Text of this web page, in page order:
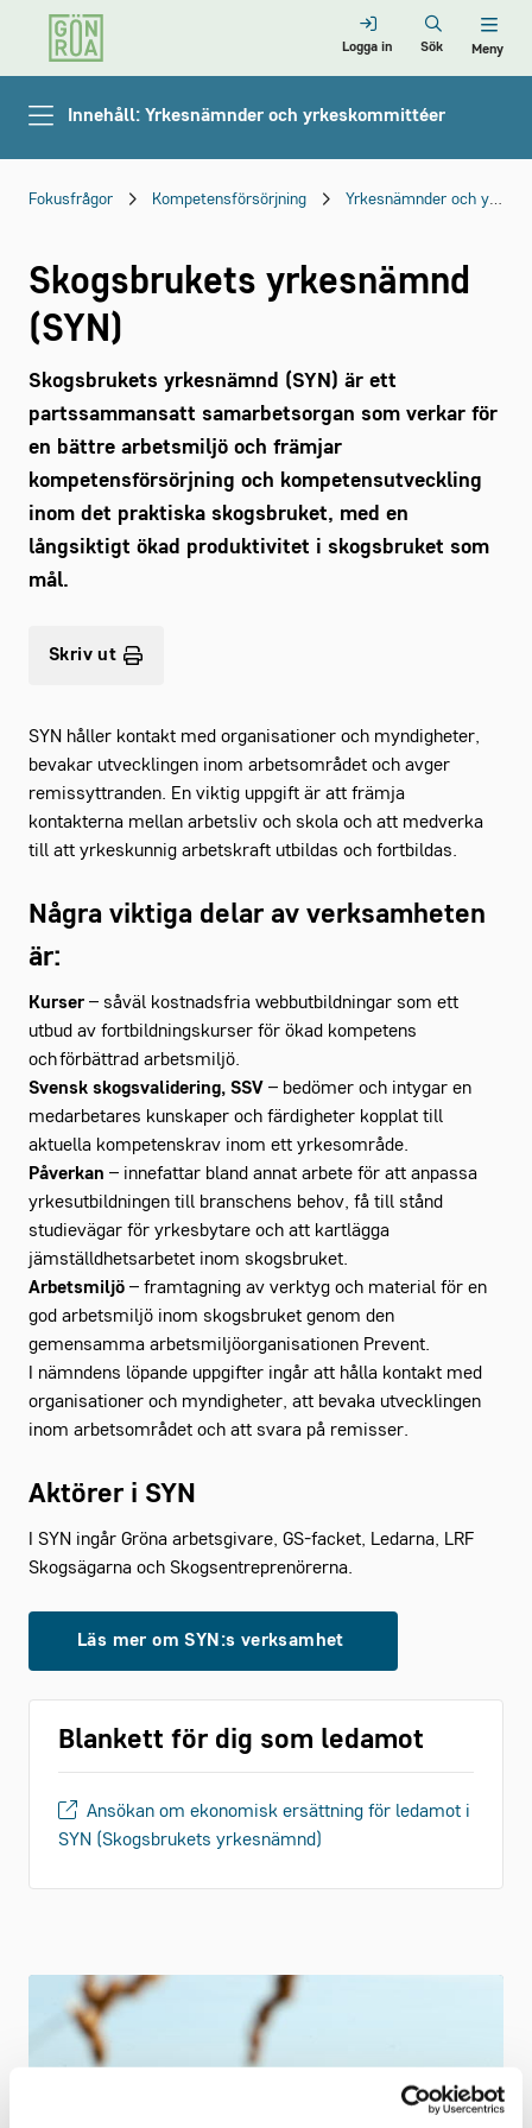
Logga in Sök Meny
Innehåll: Yrkesnämnder och yrkeskommittéer
Fokusfrågor Kompetensförsörjning Yrkesnämnder och yrkeskommittéer
Skogsbrukets yrkesnämnd
(SYN)
Skogsbrukets yrkesnämnd (SYN) är ett
partssammansatt samarbetsorgan som verkar för
en bättre arbetsmiljö och främjar
kompetensförsörjning och kompetensutveckling
inom det praktiska skogsbruket, med en
långsiktigt ökad produktivitet i skogsbruket som
mål.
Skriv ut
SYN håller kontakt med organisationer och myndigheter,
bevakar utvecklingen inom arbetsområdet och avger
remissyttranden. En viktig uppgift är att främja
kontakterna mellan arbetsliv och skola och att medverka
till att yrkeskunnig arbetskraft utbildas och fortbildas.
Några viktiga delar av verksamheten
är:
Kurser – såväl kostnadsfria webbutbildningar som ett
utbud av fortbildningskurser för ökad kompetens
och förbättrad arbetsmiljö.
Svensk skogsvalidering, SSV – bedömer och intygar en
medarbetares kunskaper och färdigheter kopplat till
aktuella kompetenskrav inom ett yrkesområde.
Påverkan – innefattar bland annat arbete för att anpassa
yrkesutbildningen till branschens behov, få till stånd
studievägar för yrkesbytare och att kartlägga
jämställdhetsarbetet inom skogsbruket.
Arbetsmiljö – framtagning av verktyg och material för en
god arbetsmiljö inom skogsbruket genom den
gemensamma arbetsmiljöorganisationen Prevent.
I nämndens löpande uppgifter ingår att hålla kontakt med
organisationer och myndigheter, att bevaka utvecklingen
inom arbetsområdet och att svara på remisser.
Aktörer i SYN
I SYN ingår Gröna arbetsgivare, GS-facket, Ledarna, LRF
Skogsägarna och Skogsentreprenörerna.
Läs mer om SYN:s verksamhet
Blankett för dig som ledamot
Ansökan om ekonomisk ersättning för ledamot i
SYN (Skogsbrukets yrkesnämnd)